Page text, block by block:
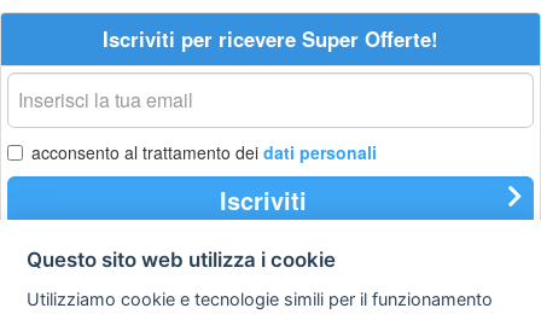
Iscriviti per ricevere Super Offerte!
La
tua
email
acconsento al trattamento dei dati personali
Iscriviti
Privacy
Avviso
Scrivici
Questo sito web utilizza i cookie
Utilizziamo cookie e tecnologie simili per il funzionamento